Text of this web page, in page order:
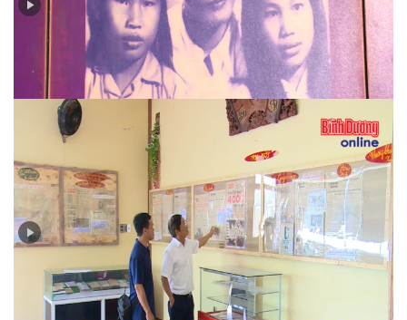
Huỳnh Văn Nghệ - cây bút sắc bén trên mặt trận báo
Ngày 30-4-1975 qua tường thuật của báo chí đương
thời…